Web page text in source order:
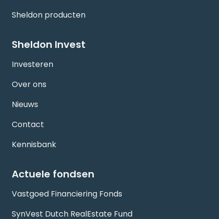
Sheldon producten
Sheldon Invest
Investeren
Over ons
Nieuws
Contact
Kennisbank
Actuele fondsen
Vastgoed Financiering Fonds
SynVest Dutch RealEstate Fund